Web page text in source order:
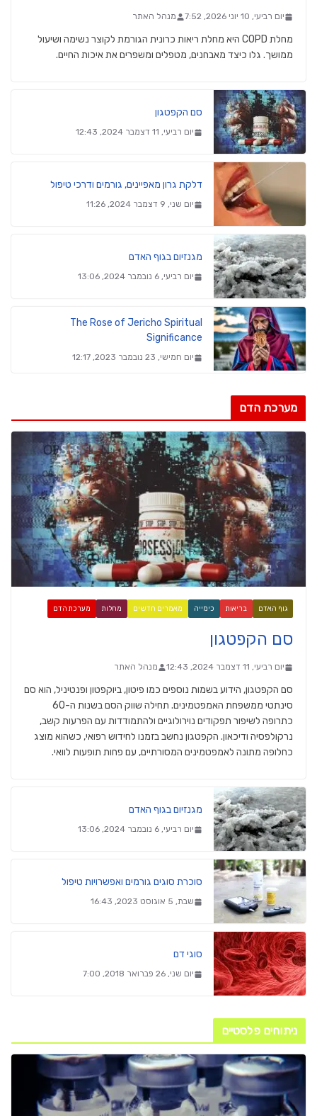
יום רביעי, 10 יוני 2026, 7:52 מנהל האתר
מחלת COPD היא מחלת ריאות כרונית הגורמת לקוצר נשימה ושיעול
ממושך. גלו כיצד מאבחנים, מטפלים ומשפרים את איכות החיים.
סם הקפטגון
יום רביעי, 11 דצמבר 2024, 12:43
דלקת גרון מאפיינים, גורמים ודרכי טיפול
יום שני, 9 דצמבר 2024, 11:26
מגנזיום בגוף האדם
יום רביעי, 6 נובמבר 2024, 13:06
The Rose of Jericho Spiritual
Significance
יום חמישי, 23 נובמבר 2023, 12:17
מערכת הדם
גוף האדם בריאות כימייה מאמרים חדשים מחלות מערכת הדם
סם הקפטגון
יום רביעי, 11 דצמבר 2024, 12:43 מנהל האתר
סם הקפטגון, הידוע בשמות נוספים כמו פיטון, ביוקפטון ופנטיניל, הוא סם
סינתטי ממשפחת האמפטמינים. תחילה שווק הסם בשנות ה-60
כתרופה לשיפור תפקודים נוירולוגיים ולהתמודדות עם הפרעות קשב,
נרקולפסיה ודיכאון. הקפטגון נחשב בזמנו לחידוש רפואי, כשהוא מוצג
כחלופה מתונה לאמפטמינים המסורתיים, עם פחות תופעות לוואי.
מגנזיום בגוף האדם
יום רביעי, 6 נובמבר 2024, 13:06
סוכרת סוגים גורמים ואפשרויות טיפול
שבת, 5 אוגוסט 2023, 16:43
סוגי דם
יום שני, 26 פברואר 2018, 7:00
ניתוחים פלסטיים